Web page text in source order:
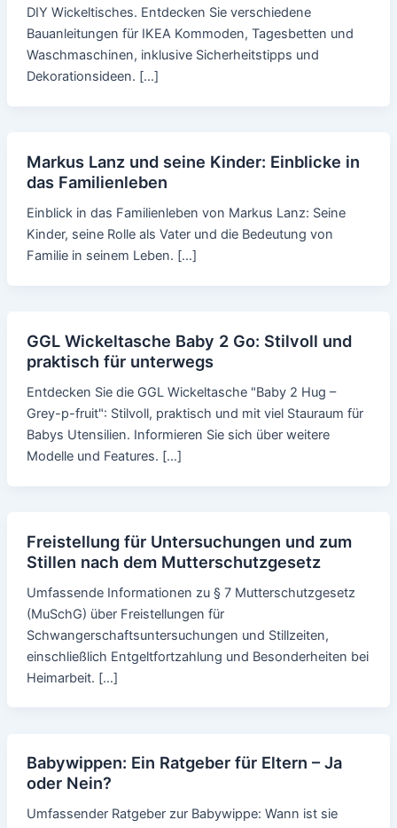
DIY Wickeltisches. Entdecken Sie verschiedene
Bauanleitungen für IKEA Kommoden, Tagesbetten und
Waschmaschinen, inklusive Sicherheitstipps und
Dekorationsideen. […]
Markus Lanz und seine Kinder: Einblicke in
das Familienleben
Einblick in das Familienleben von Markus Lanz: Seine
Kinder, seine Rolle als Vater und die Bedeutung von
Familie in seinem Leben. […]
GGL Wickeltasche Baby 2 Go: Stilvoll und
praktisch für unterwegs
Entdecken Sie die GGL Wickeltasche "Baby 2 Hug –
Grey-p-fruit": Stilvoll, praktisch und mit viel Stauraum für
Babys Utensilien. Informieren Sie sich über weitere
Modelle und Features. […]
Freistellung für Untersuchungen und zum
Stillen nach dem Mutterschutzgesetz
Umfassende Informationen zu § 7 Mutterschutzgesetz
(MuSchG) über Freistellungen für
Schwangerschaftsuntersuchungen und Stillzeiten,
einschließlich Entgeltfortzahlung und Besonderheiten bei
Heimarbeit. […]
Babywippen: Ein Ratgeber für Eltern – Ja
oder Nein?
Umfassender Ratgeber zur Babywippe: Wann ist sie